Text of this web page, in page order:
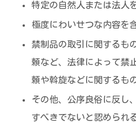
特定の自然人または法人
極度にわいせつな内容を
禁制品の取引に関するも
頼など、法律によって禁
頼や斡旋などに関するも
その他、公序良俗に反し
すべきでないと認められ